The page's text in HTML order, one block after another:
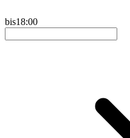
bis18:00